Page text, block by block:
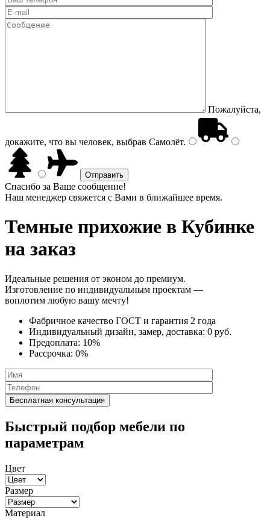
Пожалуйста,
докажите, что вы человек, выбрав Самолёт.
Спасибо за Ваше сообщение!
Наш менеджер свяжется с Вами в ближайшее время.
Темные прихожие в Кубинке
на заказ
Идеальные решения от эконом до премиум.
Изготовление по индивидуальным проектам —
воплотим любую вашу мечту!
Фабричное качество ГОСТ и гарантия 2 года
Индивидуальный дизайн, замер, доставка: 0 руб.
Предоплата: 10%
Рассрочка: 0%
Быстрый подбор мебели по
параметрам
Цвет
Размер
Материал